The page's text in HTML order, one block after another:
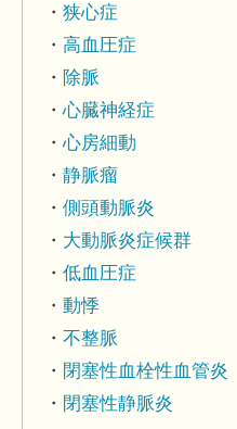
狭心症
高血圧症
除脈
心臓神経症
心房細動
静脈瘤
側頭動脈炎
大動脈炎症候群
低血圧症
動悸
不整脈
閉塞性血栓性血管炎
閉塞性静脈炎